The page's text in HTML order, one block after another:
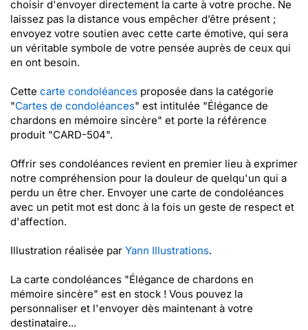
choisir d'envoyer directement la carte à votre proche. Ne
laissez pas la distance vous empêcher d’être présent ;
envoyez votre soutien avec cette carte émotive, qui sera
un véritable symbole de votre pensée auprès de ceux qui
en ont besoin.
Cette carte condoléances proposée dans la catégorie
"Cartes de condoléances" est intitulée "Élégance de
chardons en mémoire sincère" et porte la référence
produit "CARD-504".
Offrir ses condoléances revient en premier lieu à exprimer
notre compréhension pour la douleur de quelqu'un qui a
perdu un être cher. Envoyer une carte de condoléances
avec un petit mot est donc à la fois un geste de respect et
d'affection.
Illustration réalisée par Yann Illustrations.
La carte condoléances "Élégance de chardons en
mémoire sincère" est en stock ! Vous pouvez la
personnaliser et l'envoyer dès maintenant à votre
destinataire...